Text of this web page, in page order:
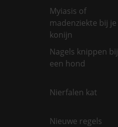
Myiasis of
madenziekte bij je
konijn
Nagels knippen bij
een hond
Nierfalen kat
Nieuwe regels